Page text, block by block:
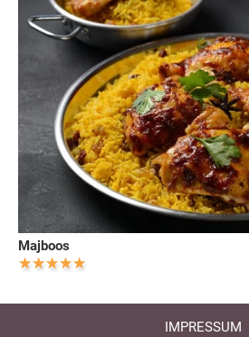
Majboos
IMPRESSUM